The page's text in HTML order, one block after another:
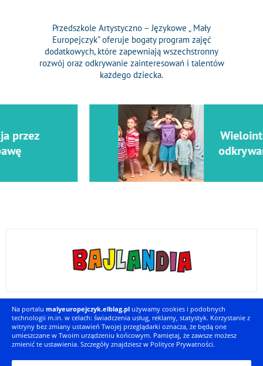
Przedszkole Artystyczno – Językowe „ Mały
Europejczyk” oferuje bogaty program zajęć
dodatkowych, które zapewniają wszechstronny
rozwój oraz odkrywanie zainteresowań i talentów
każdego dziecka.
Wielointeligentne
odkrywanie świata
Na portalu malyeuropejczyk.elblag.pl używamy cookies i podobnych
technologii m.in. w celach: świadczenia usług, reklamy, statystyk. Korzystanie z
witryny bez zmiany ustawień Twojej przeglądarki oznacza, że będą one
umieszczane w Twoim urządzeniu końcowym. Pamiętaj, że zawsze możesz
zmienić te ustawienia. Szczegóły znajdziesz w Polityce Prywatności.